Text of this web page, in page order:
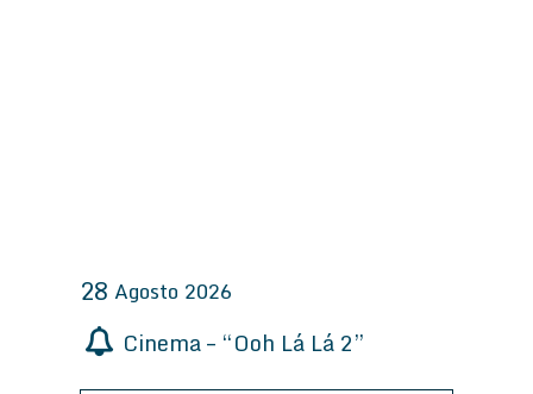
28 Agosto 2026
Cinema – “Ooh Lá Lá 2”